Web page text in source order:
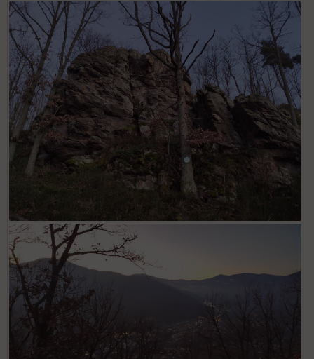
Rocher des Corbeaux